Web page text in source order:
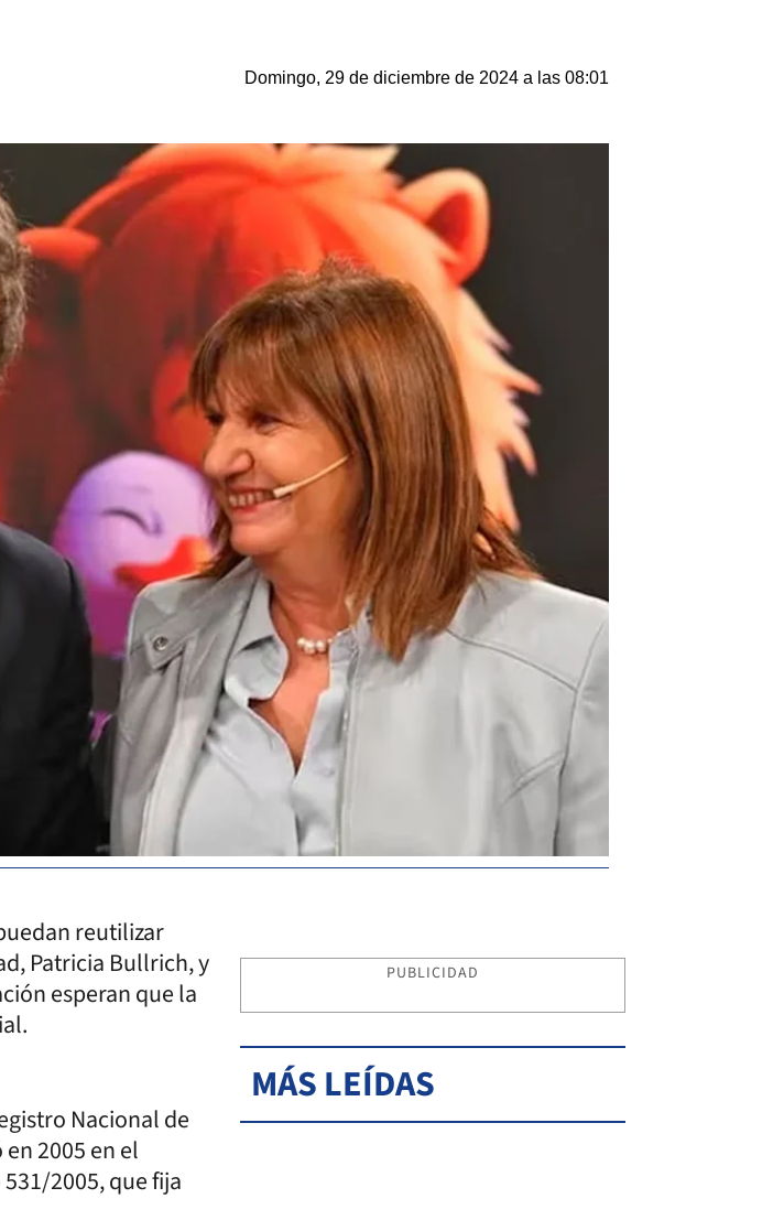
Domingo, 29 de diciembre de 2024 a las 08:01
reutilizar
Patricia Bullrich, y
esperan que la
Nacional de
2005 en el
2005, que fija
PUBLICIDAD
MÁS LEÍDAS